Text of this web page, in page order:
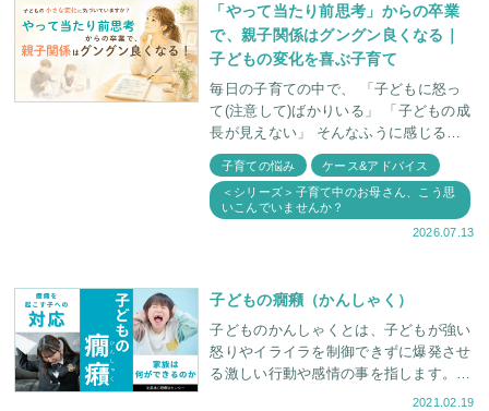
「やって当たり前思考」からの卒業
で、親子関係はグングン良くなる｜
子どもの変化を喜ぶ子育て
毎日の子育ての中で、 「子どもに怒っ
て(注意して)ばかりいる」 「子どもの成
長が見えない」 そんなふうに感じるこ
とはありませんか。 実は、一見何の成
長もしていないような毎日でも
子育ての悩み ケース&アドバイス
＜シリーズ＞子育て中のお母さん、こう思
いこんでいませんか？
2026.07.13
子どもの癇癪（かんしゃく）
子どものかんしゃくとは、子どもが強い
怒りやイライラを制御できずに爆発させ
る激しい行動や感情の事を指します。
このようなことでお困りではありません
2021.02.19